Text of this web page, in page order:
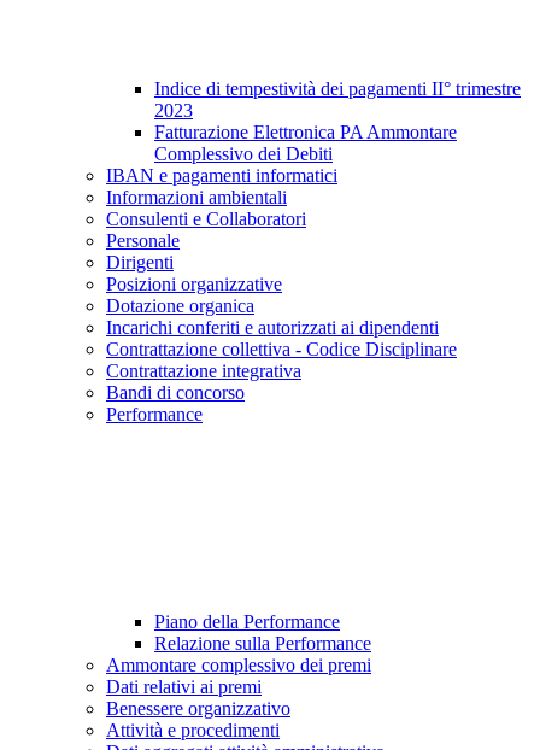
Indice di tempestività dei pagamenti II° trimestre
2023
Fatturazione Elettronica PA Ammontare
Complessivo dei Debiti
IBAN e pagamenti informatici
Informazioni ambientali
Consulenti e Collaboratori
Personale
Dirigenti
Posizioni organizzative
Dotazione organica
Incarichi conferiti e autorizzati ai dipendenti
Contrattazione collettiva - Codice Disciplinare
Contrattazione integrativa
Bandi di concorso
Performance
Piano della Performance
Relazione sulla Performance
Ammontare complessivo dei premi
Dati relativi ai premi
Benessere organizzativo
Attività e procedimenti